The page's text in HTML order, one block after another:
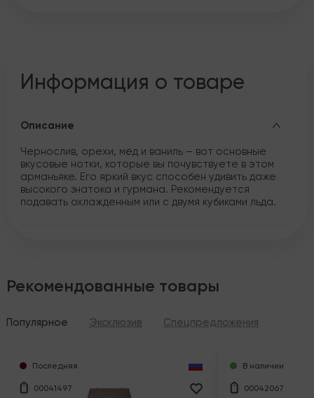
Информация о товаре
Описание
Чернослив, орехи, мёд и ваниль – вот основные
вкусовые нотки, которые вы почувствуете в этом
арманьяке. Его яркий вкус способен удивить даже
высокого знатока и гурмана. Рекомендуется
подавать охлажденным или с двумя кубиками льда.
Рекомендованные товары
Популярное Эксклюзив Спецпредложения
Последняя
00041497
В наличии
00042067